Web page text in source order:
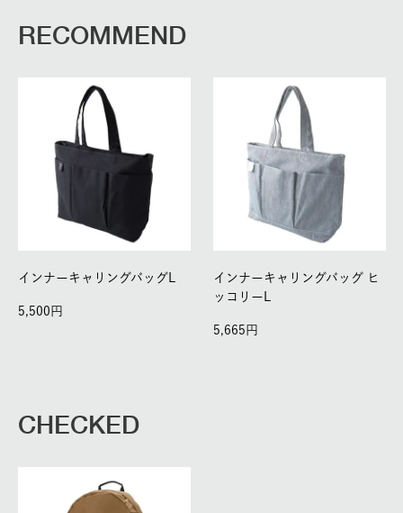
RECOMMEND
インナーキャリングバッグL
5,500
インナーキャリングバッグ ヒ
ッコリーL
5,665
CHECKED